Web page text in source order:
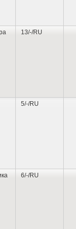
2006 году со
номинации «Лучшее
стрелы за
13/-/RU
5/-/RU
6/-/RU